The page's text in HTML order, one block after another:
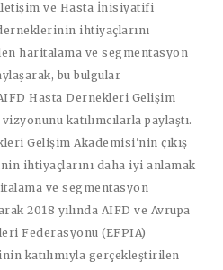
ve Hasta İnisiyatifi
ihtiyaçlarını
haritalama ve segmentasyon
bu bulgular
Hasta Dernekleri Gelişim
katılımcılarla paylaştı.
Gelişim Akademisi'nin çıkış
ihtiyaçlarını daha iyi anlamak
ve segmentasyon
2018 yılında AIFD ve Avrupa
Federasyonu (EFPIA)
katılımıyla gerçekleştirilen